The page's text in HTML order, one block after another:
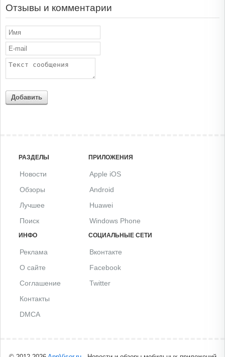
Отзывы и комментарии
Добавить
РАЗДЕЛЫ
Новости
Обзоры
Лучшее
Поиск
ПРИЛОЖЕНИЯ
Apple iOS
Android
Huawei
Windows Phone
ИНФО
Реклама
О сайте
Соглашение
Контакты
DMCA
СОЦИАЛЬНЫЕ СЕТИ
Вконтакте
Facebook
Twitter